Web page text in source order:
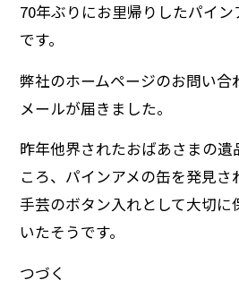
70年ぶりにお里帰りしたパイ
です。
弊社のホームページのお問い合
メールが届きました。
昨年他界されたおばあさまの遺
ころ、パインアメの缶を発見さ
手芸のボタン入れとして大切に
いたそうです。
つづく